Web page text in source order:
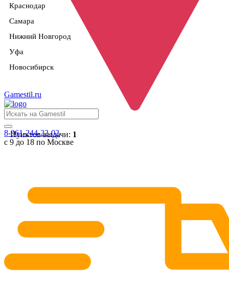
Краснодар
Самара
Нижний Новгород
Уфа
Новосибирск
Пунктов выдачи: 1
Gamestil.ru
8-961-244-22-02
с 9 до 18 по Москве